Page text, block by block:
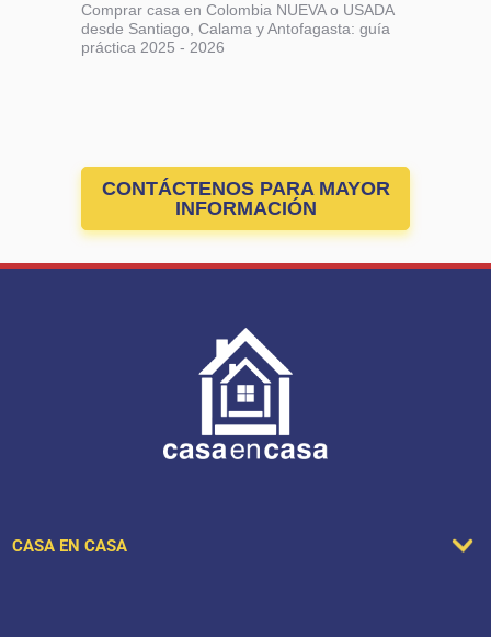
Comprar casa en Colombia NUEVA o USADA
desde Santiago, Calama y Antofagasta: guía
práctica 2025 - 2026
CONTÁCTENOS PARA MAYOR
INFORMACIÓN
CASA EN CASA